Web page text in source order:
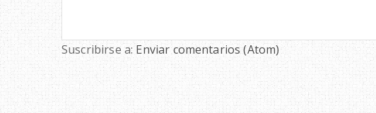
Suscribirse a:Enviar comentarios (Atom)